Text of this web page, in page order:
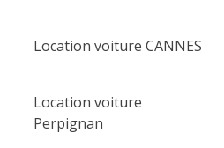
Location voiture CANNES
Location voiture
Perpignan